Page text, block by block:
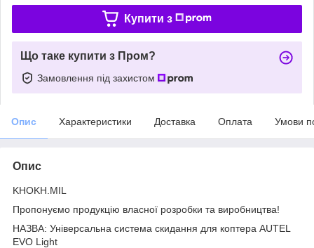
Купити з
Що таке купити з Пром?
Замовлення під захистом
Опис Характеристики Доставка Оплата Умови
Опис
KHOKH.MIL
Пропонуємо продукцію власної розробки та виробництва!
НАЗВА: Універсальна система скидання для коптера AUTEL
EVO Light